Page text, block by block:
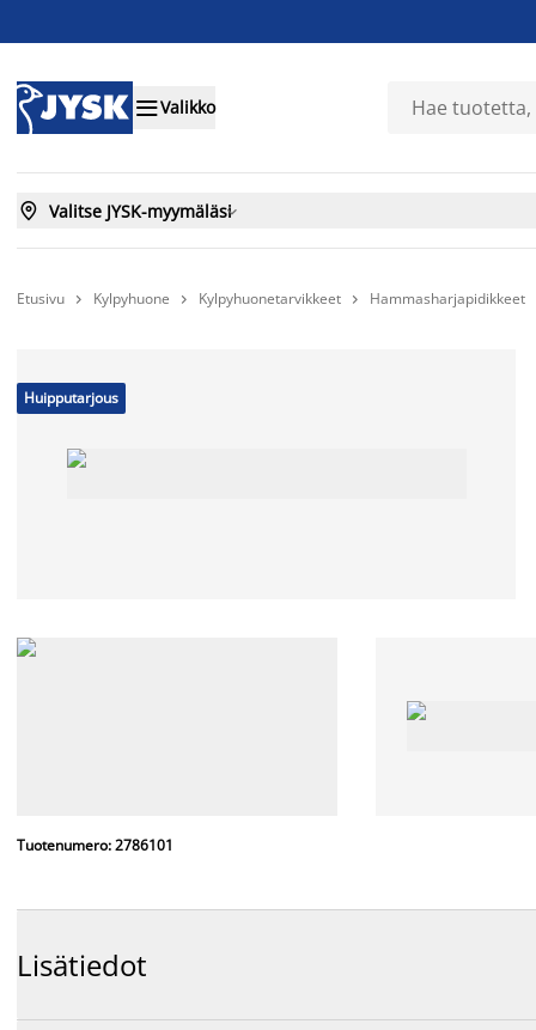
Valikko
 Valitse JYSK-myymäläsi
Etusivu  Kylpyhuone  Kylpyhuonetarvikkeet  Hammasharjapidikkeet
Huipputarjous
Tuotenumero: 2786101
Lisätiedot